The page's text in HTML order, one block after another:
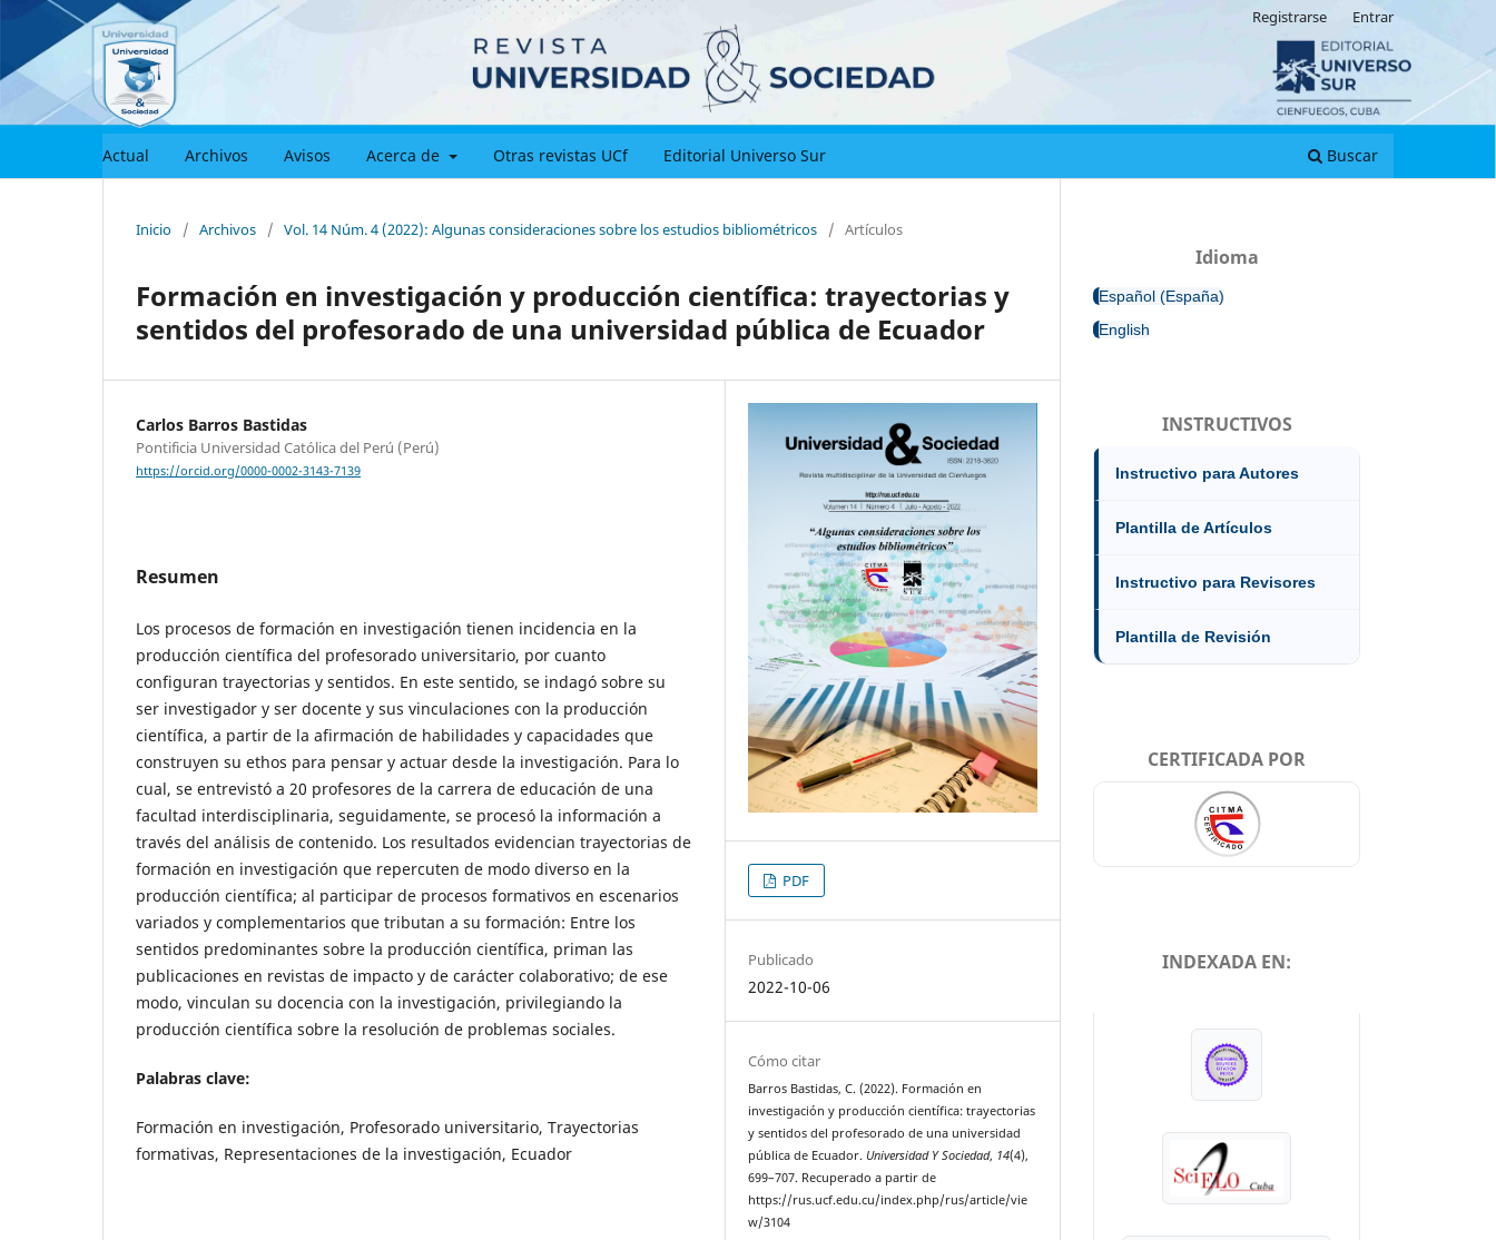
Actual Archivos Avisos Acerca de Otras revistas UCf Editorial Universo Sur Buscar
Registrarse Entrar
Inicio / Archivos / Vol. 14 Núm. 4 (2022): Algunas consideraciones sobre los estudios bibliométricos / Artículos
Formación en investigación y producción científica: trayectorias y
sentidos del profesorado de una universidad pública de Ecuador
Carlos Barros Bastidas
Pontificia Universidad Católica del Perú (Perú)
https://orcid.org/0000-0002-3143-7139
Resumen
Los procesos de formación en investigación tienen incidencia en la
producción científica del profesorado universitario, por cuanto
configuran trayectorias y sentidos. En este sentido, se indagó sobre su
ser investigador y ser docente y sus vinculaciones con la producción
científica, a partir de la afirmación de habilidades y capacidades que
construyen su ethos para pensar y actuar desde la investigación. Para lo
cual, se entrevistó a 20 profesores de la carrera de educación de una
facultad interdisciplinaria, seguidamente, se procesó la información a
través del análisis de contenido. Los resultados evidencian trayectorias de
formación en investigación que repercuten de modo diverso en la
producción científica; al participar de procesos formativos en escenarios
variados y complementarios que tributan a su formación: Entre los
sentidos predominantes sobre la producción científica, priman las
publicaciones en revistas de impacto y de carácter colaborativo; de ese
modo, vinculan su docencia con la investigación, privilegiando la
producción científica sobre la resolución de problemas sociales.
Palabras clave:
Formación en investigación, Profesorado universitario, Trayectorias
formativas, Representaciones de la investigación, Ecuador
PDF
Publicado
2022-10-06
Cómo citar
Barros Bastidas, C. (2022). Formación en
investigación y producción científica: trayectorias
y sentidos del profesorado de una universidad
pública de Ecuador. Universidad Y Sociedad, 14(4),
699–707. Recuperado a partir de
https://rus.ucf.edu.cu/index.php/rus/article/vie
w/3104
Idioma
Español (España)
English
INSTRUCTIVOS
Instructivo para Autores
Plantilla de Artículos
Instructivo para Revisores
Plantilla de Revisión
CERTIFICADA POR
INDEXADA EN: